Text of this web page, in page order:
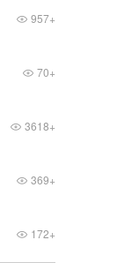
957+
70+
3618+
369+
172+